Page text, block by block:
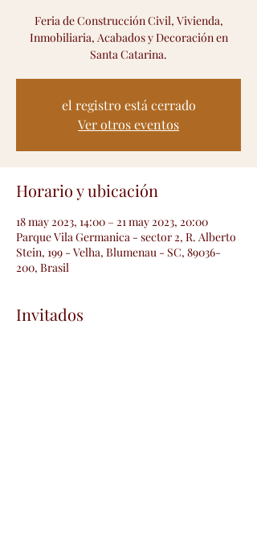
Feria de Construcción Civil, Vivienda,
Inmobiliaria, Acabados y Decoración en
el registro está cerrado
Ver otros eventos
Horario y ubicación
18 may 2023, 14:00 – 21 may 2023, 20:00
Parque Vila Germanica - sector 2, R. Alberto
Stein, 199 - Velha, Blumenau - SC, 89036-
200, Brasil
Invitados